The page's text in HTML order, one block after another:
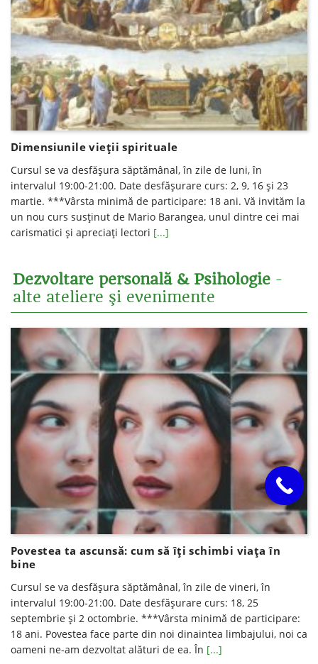
Dimensiunile vieții spirituale
Cursul se va desfăşura săptămânal, în zile de luni, în
intervalul 19:00-21:00. Date desfăşurare curs: 2, 9, 16 și 23
martie. ***Vârsta minimă de participare: 18 ani. Vă invităm la
un nou curs susţinut de Mario Barangea, unul dintre cei mai
carismatici şi apreciaţi lectori [...]
Dezvoltare personală & Psihologie -
alte ateliere şi evenimente
Povestea ta ascunsă: cum să îți schimbi viața în
bine
Cursul se va desfăşura săptămânal, în zile de vineri, în
intervalul 19:00-21:00. Date desfăşurare curs: 18, 25
septembrie şi 2 octombrie. ***Vârsta minimă de participare:
18 ani. Povestea face parte din noi dinaintea limbajului, noi ca
oameni ne-am dezvoltat alături de ea. În [...]